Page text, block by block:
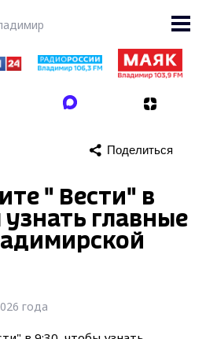
Поделиться
" Вести" в
главные
года